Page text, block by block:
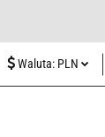
Waluta: PLN